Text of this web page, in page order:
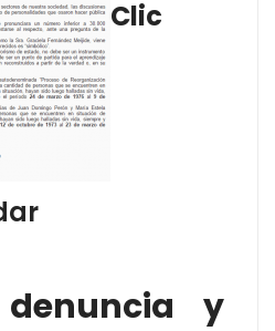
Clic
denuncia y